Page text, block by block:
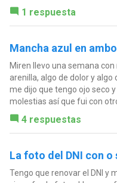
1 respuesta
Mancha azul en
Miren llevo una semana
arenilla, algo de dolor y
me dijo que tengo ojo seco
molestias así que fui con
4 respuestas
La foto del DNI con o
Tengo que renovar el DNI y